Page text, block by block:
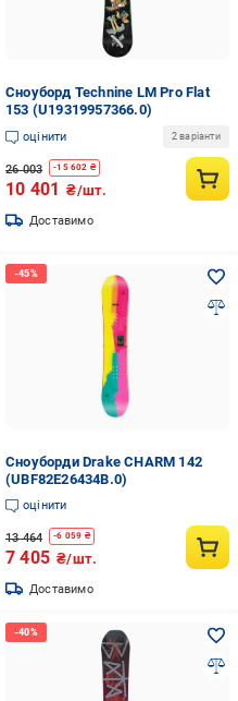
Сноуборд Technine LM Pro Flat
153 (U19319957366.0)
оцінити 2 варіанти
26 003 -15 602 ₴
10 401 ₴/шт.
Доставимо
Сноуборди Drake CHARM 142
(UBF82E26434B.0)
оцінити
13 464 -6 059 ₴
7 405 ₴/шт.
Доставимо